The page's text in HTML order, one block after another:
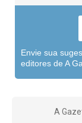
Envie sua
editores de A
A